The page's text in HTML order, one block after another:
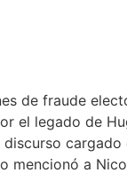
de fraude
el legado de
mencionó a